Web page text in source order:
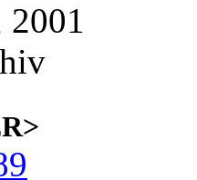
2001